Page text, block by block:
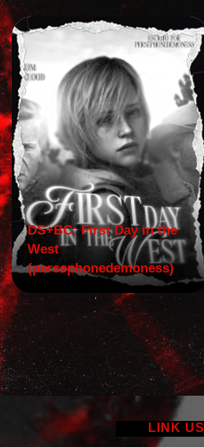
DS+BC: First Day in the
West
(persephonedemoness)
LINK US